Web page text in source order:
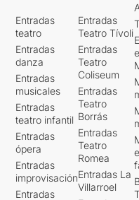
Entradas
teatro
Entradas
danza
Entradas
musicales
Entradas
teatro infantil
Entradas
ópera
Entradas
improvisación
Entradas
Entradas
Teatro Tívoli
Entradas
Teatro
Coliseum
Entradas
Teatro
Borrás
Entradas
Teatro
Romea
Entradas La
Villarroel